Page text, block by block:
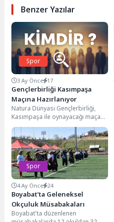
Benzer Yazılar
Spor
3 Ay Önce 17
Gençlerbirliği Kasımpaşa
Maçına Hazırlanıyor
Natura Dünyası Gençlerbirliği,
Kasımpaşa ile oynayacağı maça
antrenmanlarla hazırlanıyor.
Spor
4 Ay Önce 24
Boyabat'ta Geleneksel
Okçuluk Müsabakaları
Boyabat'ta düzenlenen